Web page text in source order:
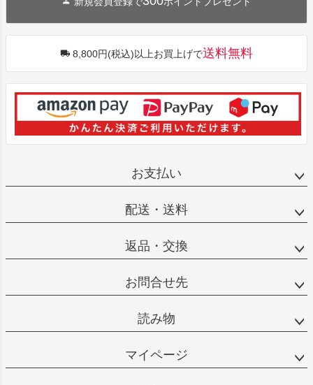
8,800円(税込)以上お買上げで送料無料
お支払い
配送・送料
返品・交換
お問合せ先
読み物
マイページ